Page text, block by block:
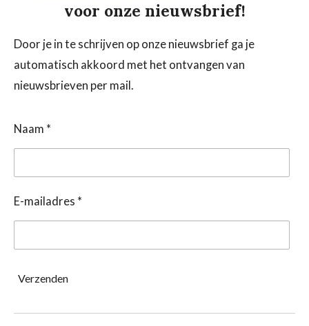
voor onze nieuwsbrief!
Door je in te schrijven op onze nieuwsbrief ga je
automatisch akkoord met het ontvangen van
nieuwsbrieven per mail.
Naam *
E-mailadres *
Verzenden